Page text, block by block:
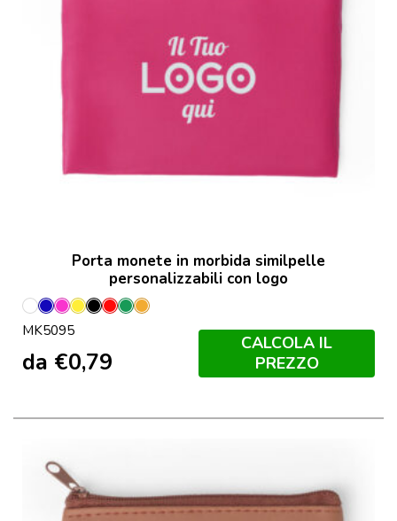
Porta monete in morbida similpelle
personalizzabili con logo
Bianco
BluFucsia
Giallo
NeroRosso
VerdeOrange
MK5095
da €0,79
CALCOLA IL
PREZZO